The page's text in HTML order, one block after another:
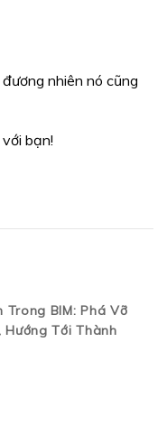
nhiên nó cũng
bạn!
Trong BIM: Phá Vỡ
Hướng Tới Thành